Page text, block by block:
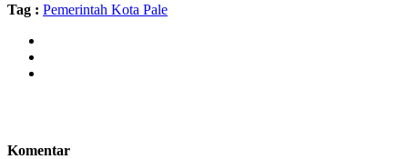
Tag : Pemerintah Kota Pale
Komentar